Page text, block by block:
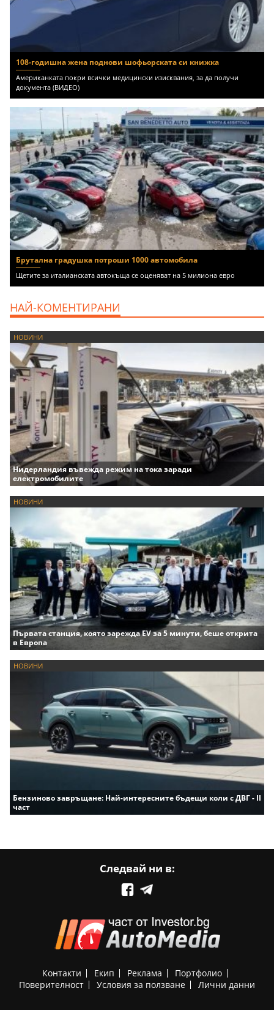
108-годишна жена поднови шофьорската си книжка
Американката покри всички медицински изисквания, за да получи
документа (ВИДЕО)
Брутална градушка потроши 1000 автомобила
Щетите за италианската автокъща се оценяват на 5 милиона евро
НАЙ-КОМЕНТИРАНИ
НОВИНИ
Нидерландия въвежда режим на тока заради
електромобилите
НОВИНИ
Първата станция, която зарежда EV за 5 минути, беше открита
в Европа
НОВИНИ
Бензиново завръщане: Най-интересните бъдещи коли с ДВГ - II
част
Следвай ни в:
Контакти Екип Реклама
Портфолио
Поверителност
Условия за ползване Лични данни